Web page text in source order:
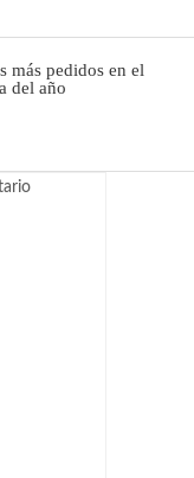
más pedidos en el
del año